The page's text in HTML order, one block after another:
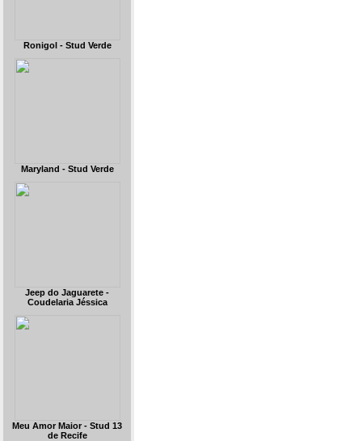
Ronigol - Stud Verde
Maryland - Stud Verde
Jeep do Jaguarete -
Coudelaria Jéssica
Meu Amor Maior - Stud 13
de Recife